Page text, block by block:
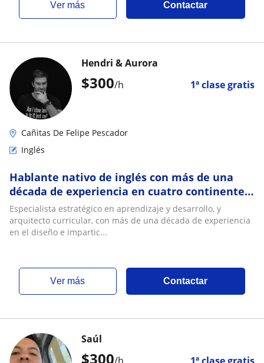
ver más Contactar
$300/h 1ª clase gratis
Hendri & Aurora
Cañitas De Felipe Pescador
Inglés
Hablante nativo de inglés con más de una
década de experiencia en cuatro continentes,
en todos los niveles
Especialista estratégico en aprendizaje y desarrollo, y
arquitecto curricular, con más de una década de experiencia
en el diseño e impartic...
ver más Contactar
$300
Saúl